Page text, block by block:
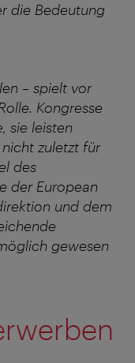
die Bedeutung
– spielt vor
Kongresse
sie leisten
zuletzt für
des
der European
und dem
gewesen